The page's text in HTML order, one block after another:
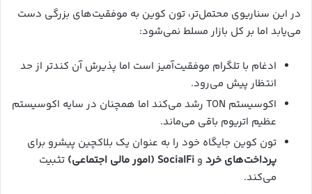
در این سناریوی محتمل‌تر، تون کوین به موفقیت‌های بزرگی دست
می‌یابد اما بر کل بازار مسلط نمی‌شود:
ادغام با تلگرام موفقیت‌آمیز است اما پذیرش آن کندتر از حد
انتظار پیش می‌رود.
اکوسیستم TON رشد می‌کند اما همچنان در سایه اکوسیستم
عظیم اتریوم باقی می‌ماند.
تون کوین جایگاه خود را به عنوان یک بلاکچین پیشرو برای
پرداخت‌های خرد و SocialFi (امور مالی اجتماعی)
تثبیت
می‌کند.